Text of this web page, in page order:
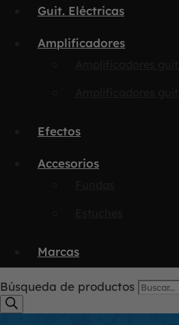
Guit. Eléctricas
Amplificadores
Efectos
Accesorios
Marcas
Búsqueda de productos